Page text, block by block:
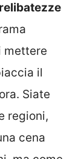
mettere
il
Siate
regioni,
cena